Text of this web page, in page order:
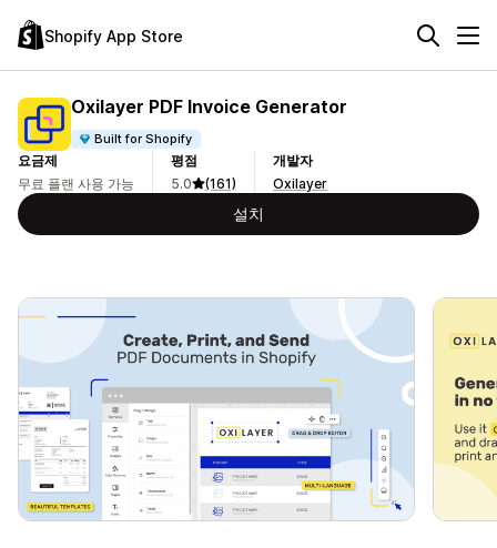
Shopify App Store
Oxilayer PDF Invoice Generator
Built for Shopify
요금제
무료 플랜 사용 가능
평점
5.0
(161)
개발자
Oxilayer
설치